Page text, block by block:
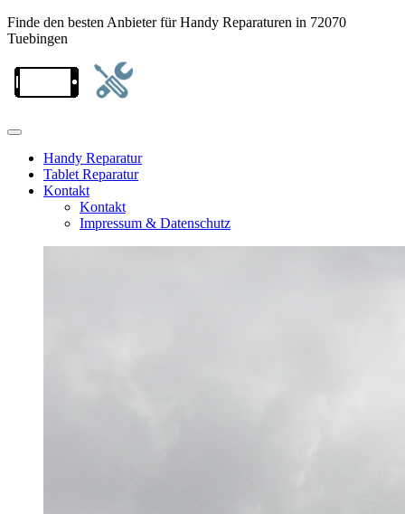
Finde den besten Anbieter für Handy Reparaturen in 72070
Tuebingen
Handy Reparatur
Tablet Reparatur
Kontakt
Kontakt
Impressum & Datenschutz